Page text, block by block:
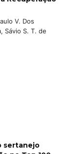
V. Dos
Sávio S. T. de
sertanejo